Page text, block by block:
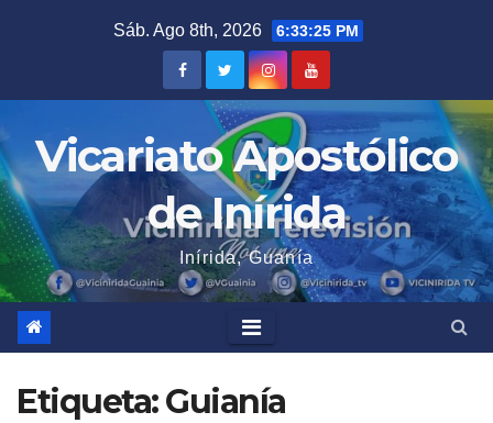
Sáb. Ago 8th, 2026 6:33:25 PM
Vicariato Apostólico
de Inírida
Inírida, Guanía
Etiqueta:Guianía